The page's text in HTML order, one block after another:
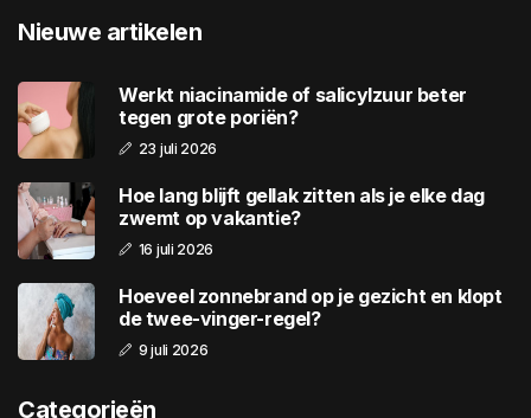
Nieuwe artikelen
Werkt niacinamide of salicylzuur beter
tegen grote poriën?
23 juli 2026
Hoe lang blijft gellak zitten als je elke dag
zwemt op vakantie?
16 juli 2026
Hoeveel zonnebrand op je gezicht en klopt
de twee-vinger-regel?
9 juli 2026
Categorieën